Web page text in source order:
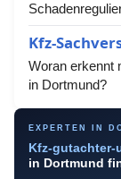
Kfz-
Woran erkennt
in Dortmund?
EXPERTEN IN
Kfz-
in Dortmund